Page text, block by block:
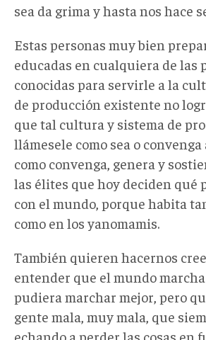
sea da grima y hasta nos hace
Estas personas muy bien
educadas en cualquiera de las
conocidas para servirle a la
de producción existente no
que tal cultura y sistema de
llámesele como sea o
como convenga, genera y
las élites que hoy deciden qué
con el mundo, porque habita
como en los yanomamis.
También quieren hacernos
entender que el mundo
pudiera marchar mejor, pero
gente mala, muy mala, que
echando a perder las cosas en